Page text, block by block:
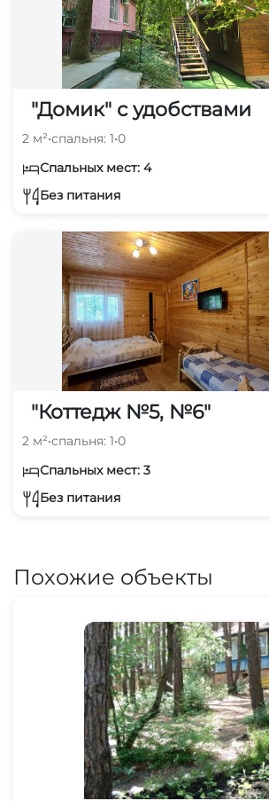
"Домик" с удобствами
2 м²•спальня: 1•0
Спальных мест: 4
Без питания
"Коттедж №5, №6"
2 м²•спальня: 1•0
Спальных мест: 3
Без питания
Похожие объекты